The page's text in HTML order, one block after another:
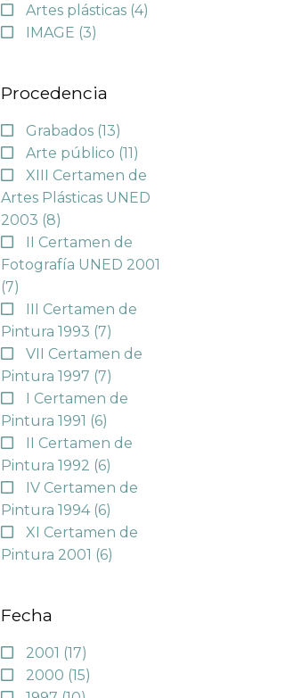
Artes plásticas (4)
IMAGE (3)
Procedencia
Grabados (13)
Arte público (11)
XIII Certamen de
Artes Plásticas UNED
2003 (8)
II Certamen de
Fotografía UNED 2001
(7)
III Certamen de
Pintura 1993 (7)
VII Certamen de
Pintura 1997 (7)
I Certamen de
Pintura 1991 (6)
II Certamen de
Pintura 1992 (6)
IV Certamen de
Pintura 1994 (6)
XI Certamen de
Pintura 2001 (6)
Fecha
2001 (17)
2000 (15)